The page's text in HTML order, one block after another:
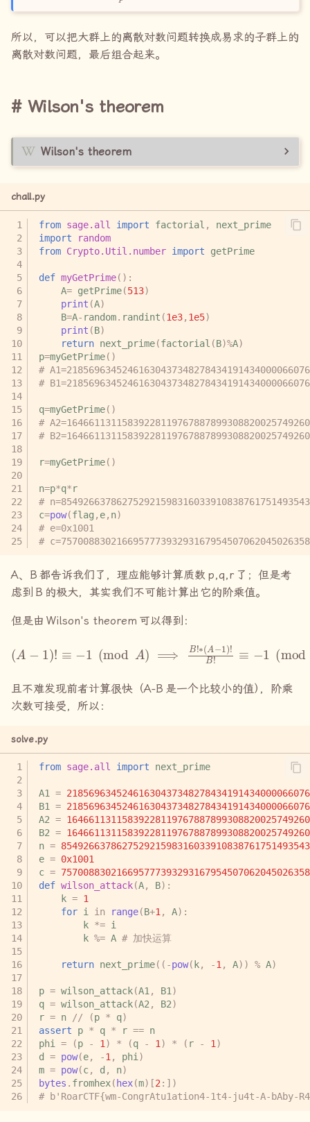
所以，可以把大群上的离散对数问题转换成易求的子群上的
离散对数问题，最后组合起来。
Wilson's theorem
Wilson's theorem
chall.py
from sage.all import factorial ,
next_prime
import
random
from Crypto.Util.number import getPrime
def myGetPrime():
A= getPrime(513)
print (A)
B=A- random. randint (1e3, 1e5)
print (B)
return next_prime(factorial (B)%A)
p=myGetPrime()
#
#
q=myGetPrime()
#
#
r=myGetPrime()
n=p*q*r
#
c=pow(flag , e, n)
# e=0x1001
#
A、 B 都告诉我们了，理应能够计算质数 p,q,r 了；但是考
虑到 B 的极大，其实我们不可能计算出它的阶乘值。
但是由 Wilson's theorem 可以得到：
( A !≡ mod ⟹ B!∗ !B!≡−1( A ⟹ (
且不难发现前者计算很快（A-B 是一个比较小的值），阶乘
次数可接受，所以：
solve.py
from sage.all import next_prime
A1 =
B1
=
A2 =
B2 =
n =
e = 0x1001
c =
def wilson_attack(A, B):
k = 1
for i in range(B+1 , A):
k *= i
k %= A # 加快运算
return next_prime(( -pow( k, -1 , A)) % A)
p = wilson_attack(A1 , B1 )
q = wilson_attack(A2 , B2)
r = n // (p * q)
assert
p * q * r == n
phi
= (p - 1 ) * (q - 1 ) * ( r - 1 )
d
= pow(e, -1 , phi )
m = pow(c, d , n)
bytes . fromhex( hex(m)[2 :])
# b'RoarCTF{wm-CongrAtu1ation4-1t4-ju4t-A-bAby-